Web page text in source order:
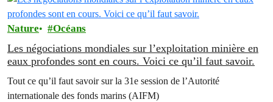
Nature Océans
Les négociations mondiales sur l’exploitation minière en
eaux profondes sont en cours. Voici ce qu’il faut savoir.
Tout ce qu’il faut savoir sur la 31e session de l’Autorité
internationale des fonds marins (AIFM)